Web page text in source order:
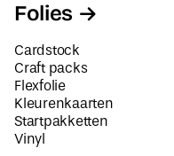
Folies
Cardstock
Craft packs
Flexfolie
Kleurenkaarten
Startpakketten
Vinyl